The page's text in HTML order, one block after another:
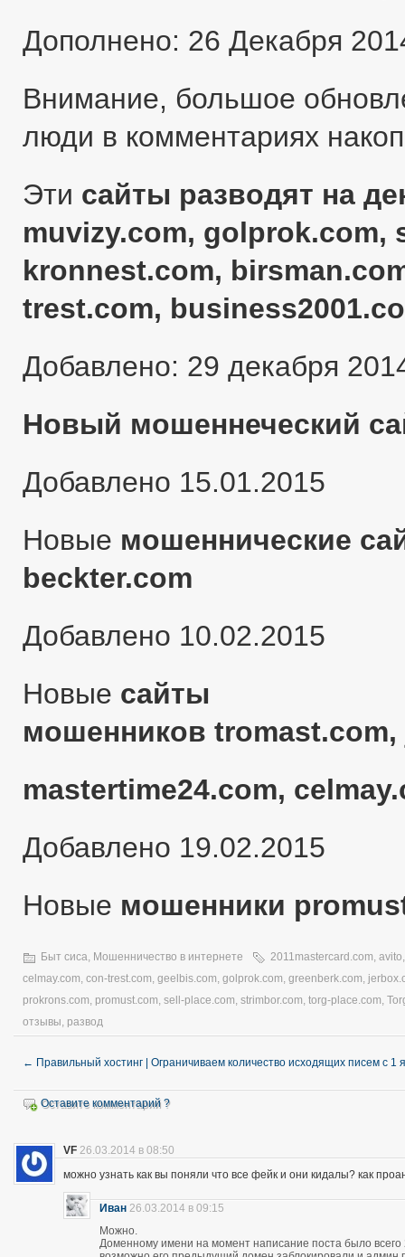
Дополнено: 26 Декабря
Внимание, большое
люди в комментариях
Эти сайты разводят на
muvizy.com, golprok.com,
kronnest.com,
trest.com,
Добавлено: 29 декабря
Новый мошеннеческий
Добавлено 15.01.2015
Новые мошеннические
beckter.com
Добавлено 10.02.2015
Новые сайты
мошенников
mastertime24.com,
Добавлено 19.02.2015
Новые мошенники
Быт сиса, Мошенничество в интернете 2011mastercard.com, avito
celmay.com, con-trest.com, geelbis.com, golprok.com, greenberk.com,
prokrons.com, promust.com, sell-place.com, strimbor.com, torg-place.com,
отзывы, развод
← Правильный хостинг | Ограничиваем количество исходящих писем с 1
Оставите комментарий ?
VF 26.03.2014 в 08:50
можно узнать как вы поняли что все фейк и они кидалы? как
Иван 26.03.2014 в 09:15
Можно.
Доменному имени на момент написание поста было